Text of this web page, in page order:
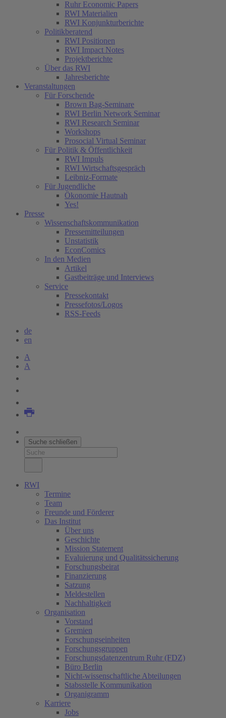
Ruhr Economic Papers
RWI Materialien
RWI Konjunkturberichte
Politikberatend
RWI Positionen
RWI Impact Notes
Projektberichte
Über das RWI
Jahresberichte
Veranstaltungen
Für Forschende
Brown Bag-Seminare
RWI Berlin Network Seminar
RWI Research Seminar
Workshops
Prosocial Virtual Seminar
Für Politik & Öffentlichkeit
RWI Impuls
RWI Wirtschaftsgespräch
Leibniz-Formate
Für Jugendliche
Ökonomie Hautnah
Yes!
Presse
Wissenschaftskommunikation
Pressemitteilungen
Unstatistik
EconComics
In den Medien
Artikel
Gastbeiträge und Interviews
Service
Pressekontakt
Pressefotos/Logos
RSS-Feeds
de
en
A
A
Suche schließen
RWI
Termine
Team
Freunde und Förderer
Das Institut
Über uns
Geschichte
Mission Statement
Evaluierung und Qualitätssicherung
Forschungsbeirat
Finanzierung
Satzung
Meldestellen
Nachhaltigkeit
Organisation
Vorstand
Gremien
Forschungseinheiten
Forschungsgruppen
Forschungsdatenzentrum Ruhr (FDZ)
Büro Berlin
Nicht-wissenschaftliche Abteilungen
Stabsstelle Kommunikation
Organigramm
Karriere
Jobs